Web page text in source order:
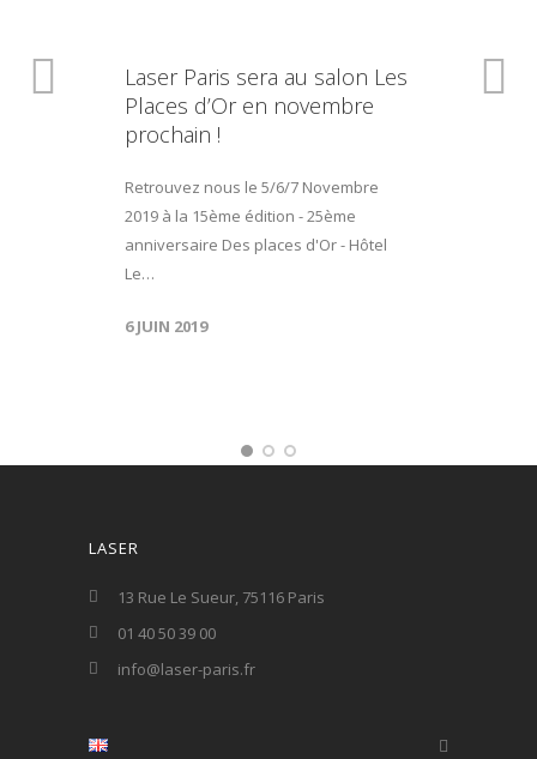
Laser Paris sera au salon Les
Places d’Or en novembre
prochain !
Retrouvez nous le 5/6/7 Novembre
2019 à la 15ème édition - 25ème
anniversaire Des places d'Or - Hôtel
Le…
6 JUIN 2019
LASER
13 Rue Le Sueur, 75116 Paris
01 40 50 39 00
info@laser-paris.fr